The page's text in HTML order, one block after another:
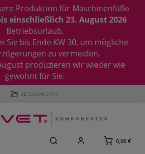
Produktion für Maschinenfüße
einschließlich 23. August 2026
Betriebsurlaub.
Sie bis Ende KW 30, um mögliche
zu vermeiden.
produzieren wir wieder wie
gewohnt für Sie.
3D Daten online
0,00 €